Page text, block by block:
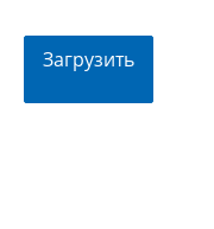
Загрузить